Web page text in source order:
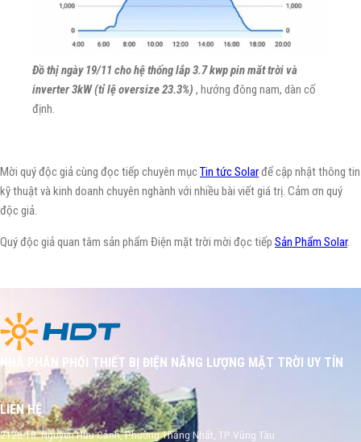
Đồ thị ngày 19/11 cho hệ thống lắp 3.7 kwp pin măt trời và
inverter 3kW (tỉ lệ oversize 23.3%) , hướng đông nam, dàn cố
định.
Mời quý độc giả cùng đọc tiếp chuyên mụcTin tức Solarđể cập nhật thông tin
kỹ thuật và kinh doanh chuyên nghành với nhiều bài viết giá trị. Cảm ơn quý
độc giả.
Quý độc giả quan tâm sản phẩm Điện mặt trời mời đọc tiếp Sản Phẩm Solar.
NHÀ PHÂN PHỐI THIẾT BỊ ĐIỆN NĂNG LƯỢNG MẶT TRỜI UY TÍN
LIÊN HỆ
212B-18, Nguyễn Hữu Cảnh, Phường Thắng Nhất, TP Vũng Tàu